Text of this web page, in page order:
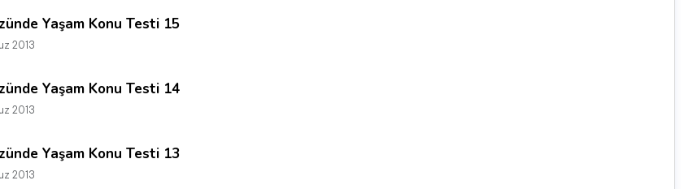
Yaşam Konu Testi 15
2013
Yaşam Konu Testi 14
2013
Yaşam Konu Testi 13
2013